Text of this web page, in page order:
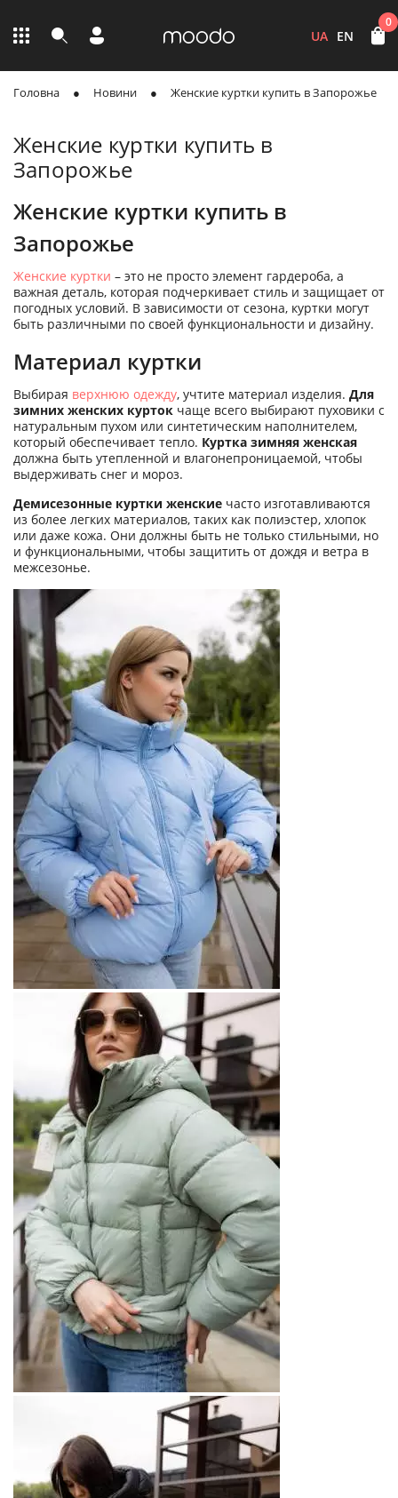
UA EN
0
Головна Новини Женские куртки купить в Запорожье
Женские куртки купить в
Запорожье
Женские куртки купить в
Запорожье
Женские куртки – это не просто элемент гардероба, а
важная деталь, которая подчеркивает стиль и защищает от
погодных условий. В зависимости от сезона, куртки могут
быть различными по своей функциональности и дизайну.
Материал куртки
Выбирая верхнюю одежду, учтите материал изделия. Для
зимних женских курток чаще всего выбирают пуховики с
натуральным пухом или синтетическим наполнителем,
который обеспечивает тепло. Куртка зимняя женская
должна быть утепленной и влагонепроницаемой, чтобы
выдерживать снег и мороз.
Демисезонные куртки женские часто изготавливаются
из более легких материалов, таких как полиэстер, хлопок
или даже кожа. Они должны быть не только стильными, но
и функциональными, чтобы защитить от дождя и ветра в
межсезонье.